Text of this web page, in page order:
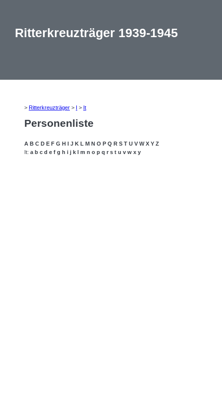
Ritterkreuzträger 1939-1945
> Ritterkreuzträger > I > It
Personenliste
A B C D E F G H I J K L M N O P Q R S T U V W X Y Z
It: a b c d e f g h i j k l m n o p q r s t u v w x y